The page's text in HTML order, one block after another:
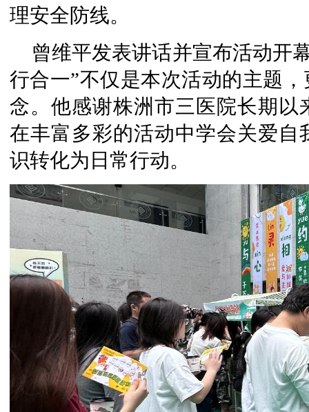
理安全防线。
曾维平发表讲话并宣布活动开
行合一”不仅是本次活动的主题
念。他感谢株洲市三医院长期
在丰富多彩的活动中学会关爱
识转化为日常行动。